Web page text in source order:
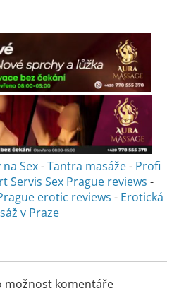
Sex-Tantra masáže- Profi
Servis Sex Prague reviews -
erotic reviews - Erotická
v Praze
možnost komentáře